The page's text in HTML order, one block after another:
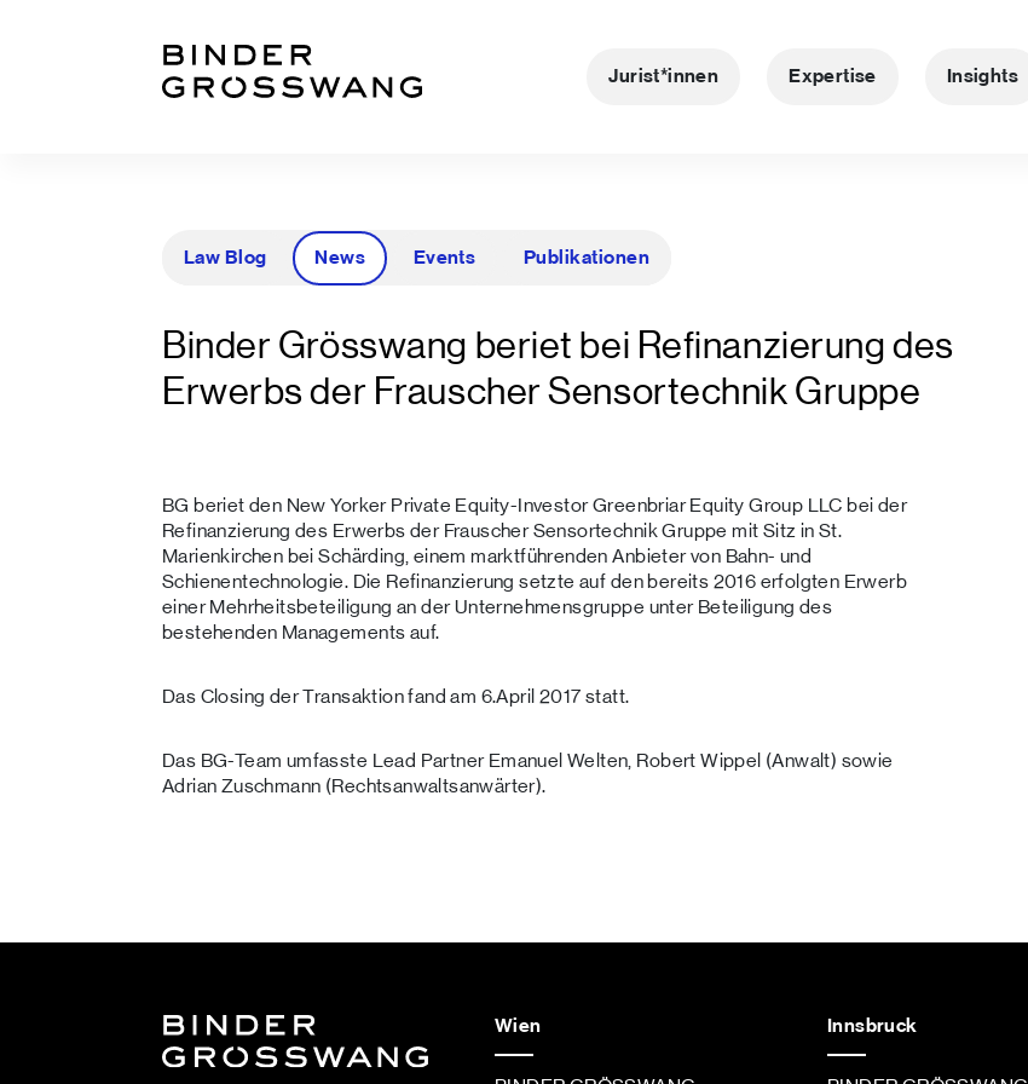
Jurist*innen Expertise Insights
Law Blog News Events Publikationen
Binder Grösswang beriet bei Refinanzierung des
Erwerbs der Frauscher Sensortechnik Gruppe
BG beriet den New Yorker Private Equity-Investor Greenbriar Equity Group LLC bei der
Refinanzierung des Erwerbs der Frauscher Sensortechnik Gruppe mit Sitz in St.
Marienkirchen bei Schärding, einem marktführenden Anbieter von Bahn- und
Schienentechnologie. Die Refinanzierung setzte auf den bereits 2016 erfolgten Erwerb
einer Mehrheitsbeteiligung an der Unternehmensgruppe unter Beteiligung des
bestehenden Managements auf.
Das Closing der Transaktion fand am 6.April 2017 statt.
Das BG-Team umfasste Lead Partner Emanuel Welten, Robert Wippel (Anwalt) sowie
Adrian Zuschmann (Rechtsanwaltsanwärter).
Wien Innsbruck